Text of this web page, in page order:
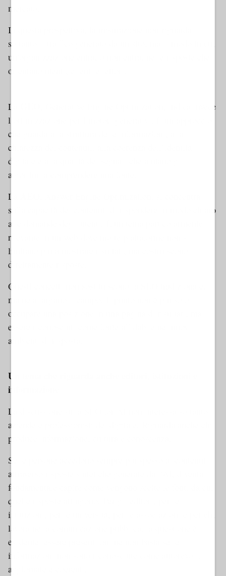
mercato.
In questa prospettiva, la misurazione non riguarda
soltanto il traffico generato da un sito, ma il modo in cui
un’organizzazione entra, o non entra, nelle risposte che
orientano utenti, clienti e lettori.
La
, Generative Engine Optimization, indica invece
l’ottimizzazione per i motori generativi. È un approccio
che guarda alla struttura delle informazioni, alla
chiarezza dei contenuti, alla coerenza dell’identità
digitale e alla qualità dei segnali che aiutano gli
algoritmi a comprendere una fonte.
La
sulla capacità dei contenuti di rispondere in modo chiaro
alle domande degli utenti. È un tema particolarmente
rilevante in un web dove molte piattaforme non si
limitano più a mostrare risultati, ma costruiscono
direttamente risposte.
Questi concetti non sostituiscono la SEO tradizionale,
ma ne allargano il campo. Il punto non è più solo
occupare una posizione in una pagina di risultati, ma
essere riconosciuti come fonte affidabile nei nuovi
ambienti di risposta.
Un tema che riguarda anche editori, istituzioni e
informazione
La discussione sulla SEO for AI non interessa soltanto
aziende e professionisti del digitale. Riguarda anche chi
produce informazione, cultura e conoscenza.
Se le persone accedono sempre più spesso ai contenuti
attraverso risposte sintetiche generate dall’AI, diventa
fondamentale capire come vengono scelte le fonti da cui
quelle risposte attingono. Per gli editori, per le
istituzioni, per le università, per le associazioni e per chi
lavora nella comunicazione pubblica, la questione è
evidente: essere presenti online non basta se le
informazioni non sono riconosciute come autorevoli,
aggiornate e coerenti.